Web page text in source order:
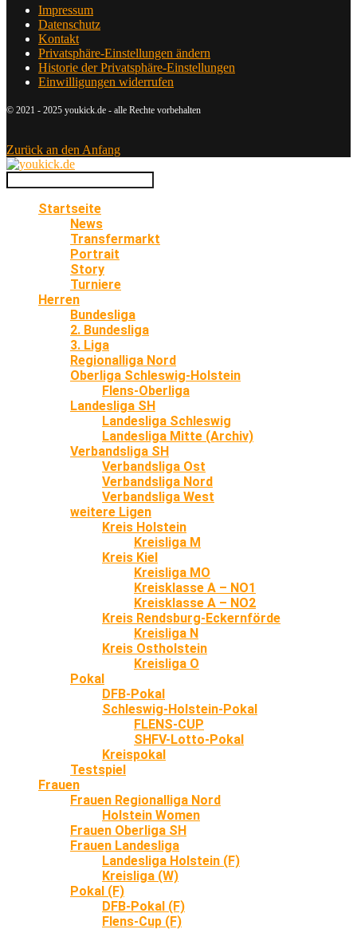
Impressum
Datenschutz
Kontakt
Privatsphäre-Einstellungen ändern
Historie der Privatsphäre-Einstellungen
Einwilligungen widerrufen
© 2021 - 2025 youkick.de - alle Rechte vorbehalten
Zurück an den Anfang
Startseite
News
Transfermarkt
Portrait
Story
Turniere
Herren
Bundesliga
2. Bundesliga
3. Liga
Regionalliga Nord
Oberliga Schleswig-Holstein
Flens-Oberliga
Landesliga SH
Landesliga Schleswig
Landesliga Mitte (Archiv)
Verbandsliga SH
Verbandsliga Ost
Verbandsliga Nord
Verbandsliga West
weitere Ligen
Kreis Holstein
Kreisliga M
Kreis Kiel
Kreisliga MO
Kreisklasse A – NO1
Kreisklasse A – NO2
Kreis Rendsburg-Eckernförde
Kreisliga N
Kreis Ostholstein
Kreisliga O
Pokal
DFB-Pokal
Schleswig-Holstein-Pokal
FLENS-CUP
SHFV-Lotto-Pokal
Kreispokal
Testspiel
Frauen
Frauen Regionalliga Nord
Holstein Women
Frauen Oberliga SH
Frauen Landesliga
Landesliga Holstein (F)
Kreisliga (W)
Pokal (F)
DFB-Pokal (F)
Flens-Cup (F)